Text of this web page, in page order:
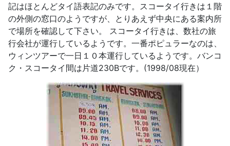
記はほとんどタイ語表記のみです。スコータイ行きは１階
の外側の窓口のようですが、とりあえず中央にある案内所
で場所を確認して下さい。 スコータイ行きは、数社の旅
行会社が運行しているようです。一番ポピュラーなのは、
ウィンツアーで一日１０本運行しているようです。バンコ
ク・スコータイ間は片道230Bです。(1998/08現在）